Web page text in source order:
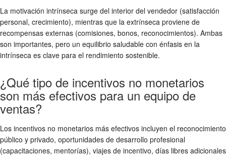
La motivación intrínseca surge del interior del vendedor (satisfacción
personal, crecimiento), mientras que la extrínseca proviene de
recompensas externas (comisiones, bonos, reconocimientos). Ambas
son importantes, pero un equilibrio saludable con énfasis en la
intrínseca es clave para el rendimiento sostenible.
¿Qué tipo de incentivos no monetarios
son más efectivos para un equipo de
ventas?
Los incentivos no monetarios más efectivos incluyen el reconocimiento
público y privado, oportunidades de desarrollo profesional
(capacitaciones, mentorías), viajes de incentivo, días libres adicionales